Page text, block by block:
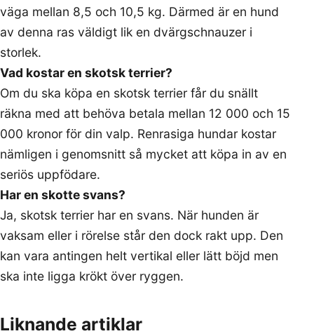
väga mellan 8,5 och 10,5 kg. Därmed är en hund
av denna ras väldigt lik en dvärgschnauzer i
storlek.
Vad kostar en skotsk terrier?
Om du ska köpa en skotsk terrier får du snällt
räkna med att behöva betala mellan 12 000 och 15
000 kronor för din valp. Renrasiga hundar kostar
nämligen i genomsnitt så mycket att köpa in av en
seriös uppfödare.
Har en skotte svans?
Ja, skotsk terrier har en svans. När hunden är
vaksam eller i rörelse står den dock rakt upp. Den
kan vara antingen helt vertikal eller lätt böjd men
ska inte ligga krökt över ryggen.
Liknande artiklar